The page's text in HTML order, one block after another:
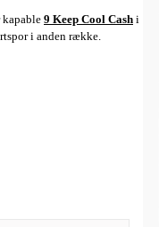
9 Keep Cool Cash i
i anden række.